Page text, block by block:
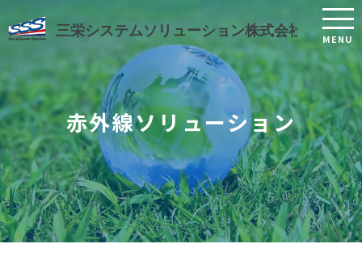
三栄シス
赤外線ソリューション